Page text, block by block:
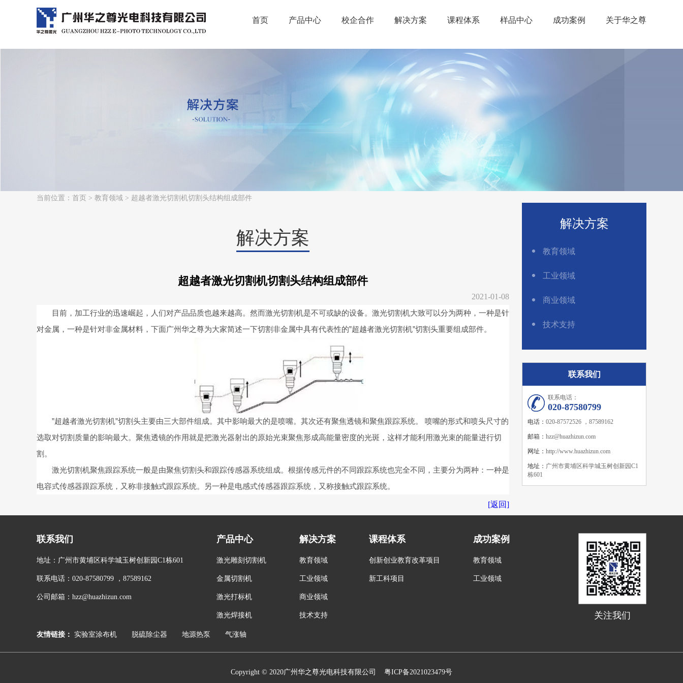
首页 产品中心 校企合作 解决方案 课程体系 样品中心 成功案例 关于华之尊
当前位置： 首页 > 教育领域 > 超越者激光切割机切割头结构组成部件
解决方案
超越者激光切割机切割头结构组成部件
2021-01-08
目前，加工行业的迅速崛起，人们对产品品质也越来越高。然而激光切割机是不可或缺的设备。激光切割机大致可以分为两种，一种是针
对金属，一种是针对非金属材料，下面广州华之尊为大家简述一下切割非金属中具有代表性的”超越者激光切割机”切割头重要组成部件。
”超越者激光切割机”切割头主要由三大部件组成。其中影响最大的是喷嘴。其次还有聚焦透镜和聚焦跟踪系统。 喷嘴的形式和喷头尺寸的
选取对切割质量的影响最大。聚焦透镜的作用就是把激光器射出的原始光束聚焦形成高能量密度的光斑，这样才能利用激光束的能量进行切
割。
激光切割机聚焦跟踪系统一般是由聚焦切割头和跟踪传感器系统组成。根据传感元件的不同跟踪系统也完全不同，主要分为两种：一种是
电容式传感器跟踪系统，又称非接触式跟踪系统。另一种是电感式传感器跟踪系统，又称接触式跟踪系统。
[返回]
解决方案
教育领域
工业领域
商业领域
技术支持
联系我们
联系电话：
020-87580799
电话： 020-87572526 ，87589162
邮箱： hzz@huazhizun.com
网址： http://www.huazhizun.com
地址： 广州市黄埔区科学城玉树创新园C1
栋601
联系我们
地址：广州市黄埔区科学城玉树创新园C1栋601
联系电话：020-87580799 ，87589162
公司邮箱：hzz@huazhizun.com
产品中心
激光雕刻切割机
金属切割机
激光打标机
激光焊接机
解决方案
教育领域
工业领域
商业领域
技术支持
课程体系
创新创业教育改革项目
新工科项目
成功案例
教育领域
工业领域
关注我们
友情链接： 实验室涂布机 脱硫除尘器 地源热泵 气涨轴
Copyright © 2020广州华之尊光电科技有限公司 粤ICP备2021023479号